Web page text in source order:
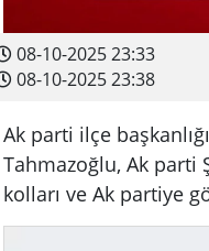
08-10-2025 23:33
08-10-2025 23:38
Ak parti ilçe
Tahmazoğlu, Ak parti
kolları ve Ak partiye